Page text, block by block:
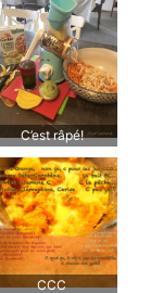
C’est râpé!
CCC